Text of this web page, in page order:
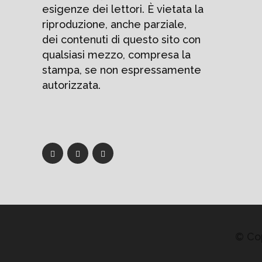
esigenze dei lettori. È vietata la
riproduzione, anche parziale,
dei contenuti di questo sito con
qualsiasi mezzo, compresa la
stampa, se non espressamente
autorizzata.